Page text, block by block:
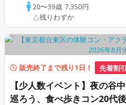
20〜39歳 7,350円
△残りわずか
販売終了まで残り1日！ 先着割引
【少人数イベント】夜の谷
巡ろう、食べ歩きコン20代